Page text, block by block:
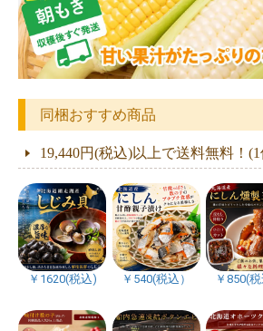
同梱おすすめ商品
19,440円(税込)以上で送料無料！
￥1620(税込) ￥540(税込） ￥850(税